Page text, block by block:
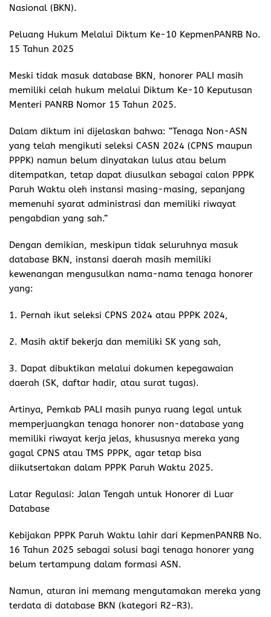
Nasional (BKN).
Peluang Hukum Melalui Diktum Ke-10 KepmenPANRB No.
15 Tahun 2025
Meski tidak masuk database BKN, honorer PALI masih
memiliki celah hukum melalui Diktum Ke-10 Keputusan
Menteri PANRB Nomor 15 Tahun 2025.
Dalam diktum ini dijelaskan bahwa: “Tenaga Non-ASN
yang telah mengikuti seleksi CASN 2024 (CPNS maupun
PPPK) namun belum dinyatakan lulus atau belum
ditempatkan, tetap dapat diusulkan sebagai calon PPPK
Paruh Waktu oleh instansi masing-masing, sepanjang
memenuhi syarat administrasi dan memiliki riwayat
pengabdian yang sah.”
Dengan demikian, meskipun tidak seluruhnya masuk
database BKN, instansi daerah masih memiliki
kewenangan mengusulkan nama-nama tenaga honorer
yang:
1. Pernah ikut seleksi CPNS 2024 atau PPPK 2024,
2. Masih aktif bekerja dan memiliki SK yang sah,
3. Dapat dibuktikan melalui dokumen kepegawaian
daerah (SK, daftar hadir, atau surat tugas).
Artinya, Pemkab PALI masih punya ruang legal untuk
memperjuangkan tenaga honorer non-database yang
memiliki riwayat kerja jelas, khususnya mereka yang
gagal CPNS atau TMS PPPK, agar tetap bisa
diikutsertakan dalam PPPK Paruh Waktu 2025.
Latar Regulasi: Jalan Tengah untuk Honorer di Luar
Database
Kebijakan PPPK Paruh Waktu lahir dari KepmenPANRB No.
16 Tahun 2025 sebagai solusi bagi tenaga honorer yang
belum tertampung dalam formasi ASN.
Namun, aturan ini memang mengutamakan mereka yang
terdata di database BKN (kategori R2–R3).